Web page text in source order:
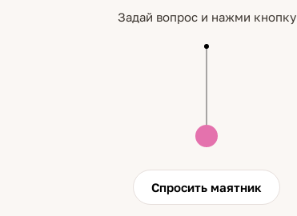
Задай вопрос и нажми кнопку
Спросить маятник